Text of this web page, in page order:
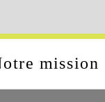
faire de